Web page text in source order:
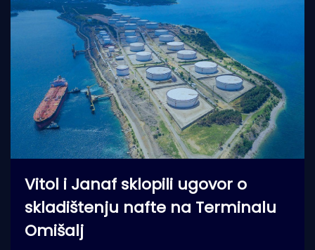
Vitol i Janaf sklopili ugovor o
skladištenju nafte na Terminalu
Omišalj